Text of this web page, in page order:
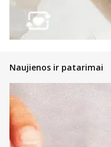
Naujienos ir patarimai